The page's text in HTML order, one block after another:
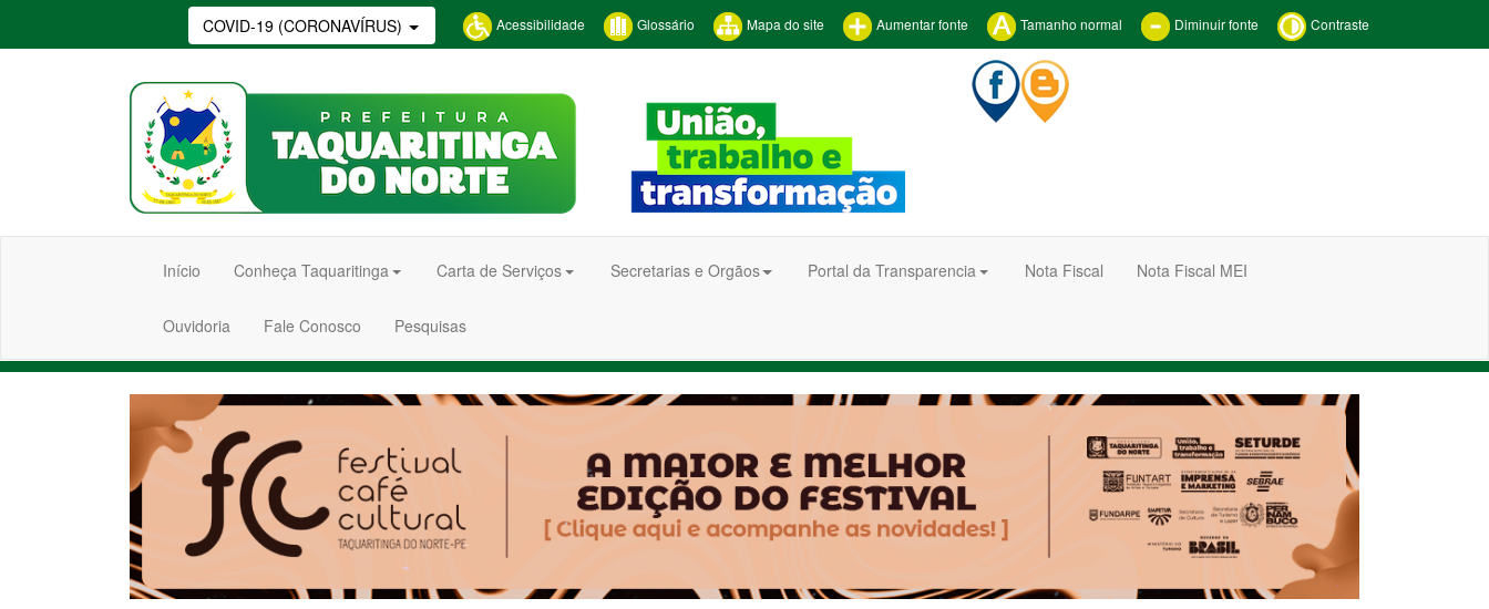
COVID-19 (CORONAVÍRUS) Acessibilidade Glossário Mapa do site Aumentar fonte Tamanho normal Diminuir fonte Contraste
Início Conheça Taquaritinga Carta de Serviços Secretarias e Orgãos Portal da Transparencia Nota Fiscal Nota Fiscal MEI
Ouvidoria Fale Conosco Pesquisas